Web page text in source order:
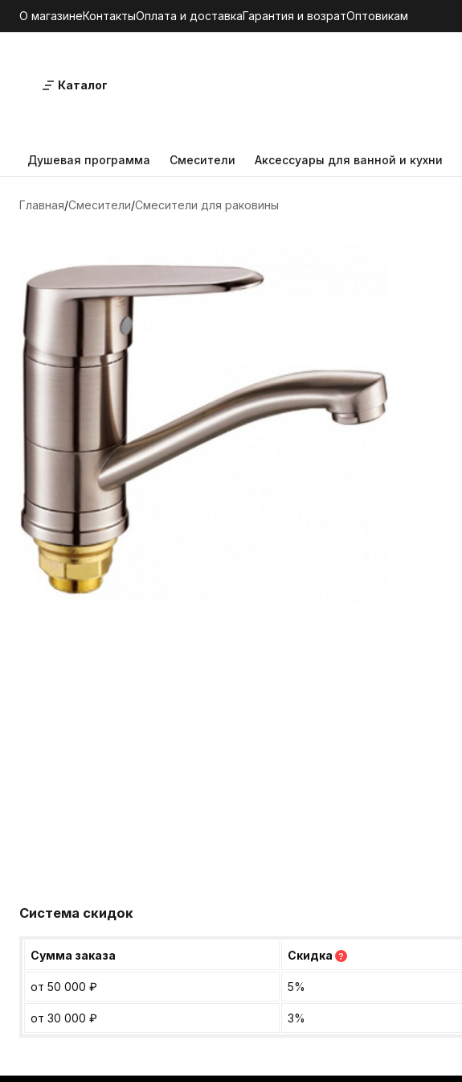
О магазинеКонтактыОплата и доставкаГарантия и возратОптовикам
Каталог
Душевая программа Смесители Аксессуары для ванной и кухни
Главная Смесители Смесители для раковины
Система скидок
Сумма заказа Скидка ?
от 50 000 ₽ 5%
от 30 000 ₽ 3%